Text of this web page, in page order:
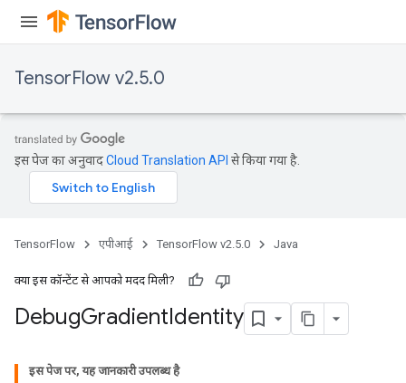
TensorFlow v2.5.0
इस पेज का अनुवादCloud Translation API से किया गया है.
TensorFlow एपीआई TensorFlow v2.5.0 Java
क्या इस कॉन्टेंट से आपको मदद मिली?
DebugGradientIdentity
इस पेज पर, यह जानकारी उपलब्ध है